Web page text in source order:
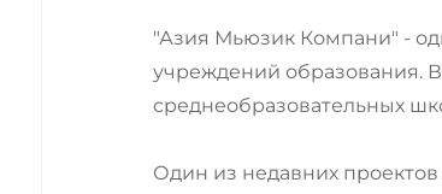
"Азия Мьюзик Компани" -
учреждений образования.
среднеобразовательных
Один из недавних